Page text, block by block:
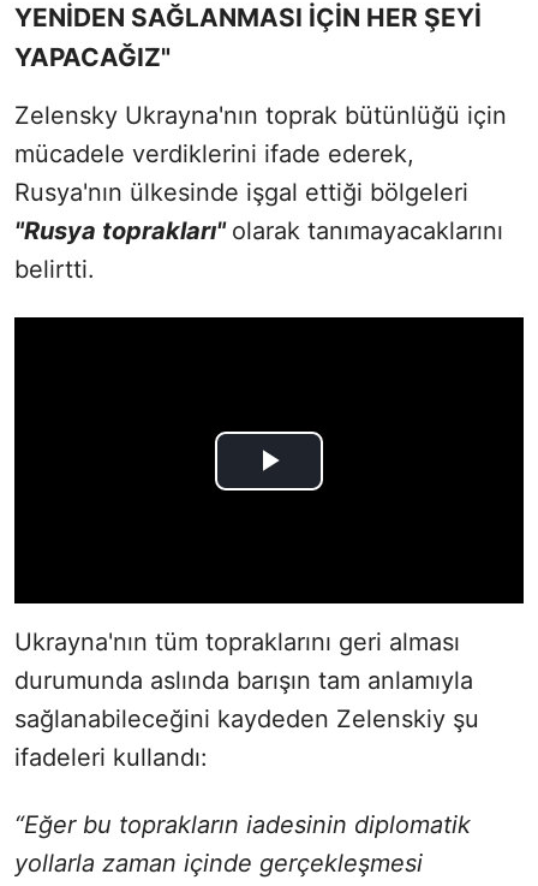
YENİDEN SAĞLANMASI İÇİN HER ŞEYİ
YAPACAĞIZ"
Zelensky Ukrayna'nın toprak bütünlüğü için
mücadele verdiklerini ifade ederek,
Rusya'nın ülkesinde işgal ettiği bölgeleri
"Rusya toprakları" olarak tanımayacaklarını
belirtti.
Ukrayna'nın tüm topraklarını geri alması
durumunda aslında barışın tam anlamıyla
sağlanabileceğini kaydeden Zelenskiy şu
ifadeleri kullandı:
“Eğer bu toprakların iadesinin diplomatik
yollarla zaman içinde gerçekleşmesi